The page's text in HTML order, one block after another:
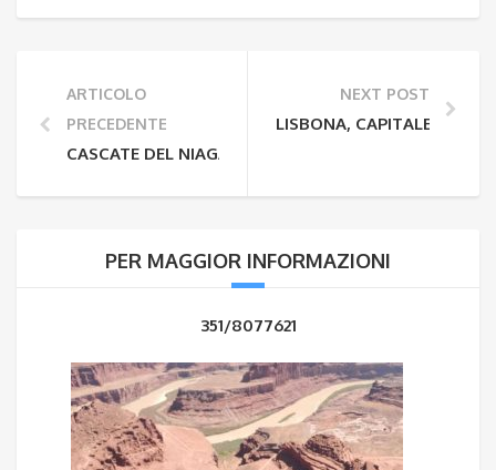
ARTICOLO
PRECEDENTE
CASCATE DEL NIAGARA CONGELATE……
NEXT POST
LISBONA, CAPITALE
PER MAGGIOR INFORMAZIONI
351/8077621